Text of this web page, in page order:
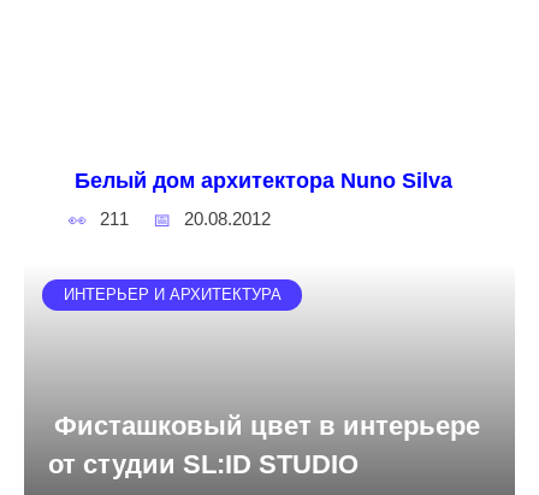
Белый дом архитектора Nuno Silva
211 20.08.2012
ИНТЕРЬЕР И АРХИТЕКТУРА
Фисташковый цвет в интерьере
от студии SL:ID STUDIO